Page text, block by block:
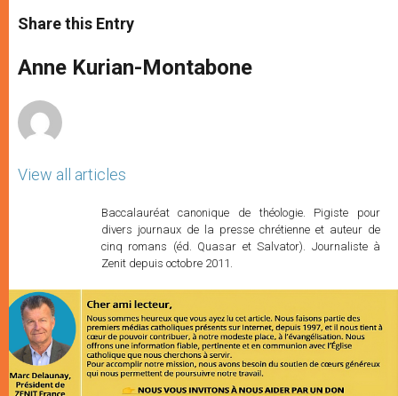
t
s
p
p
s
e
g
e
e
b
o
k
r
Share this Entry
Anne Kurian-Montabone
View all articles
Baccalauréat canonique de théologie. Pigiste pour
divers journaux de la presse chrétienne et auteur de
cinq romans (éd. Quasar et Salvator). Journaliste à
Zenit depuis octobre 2011.